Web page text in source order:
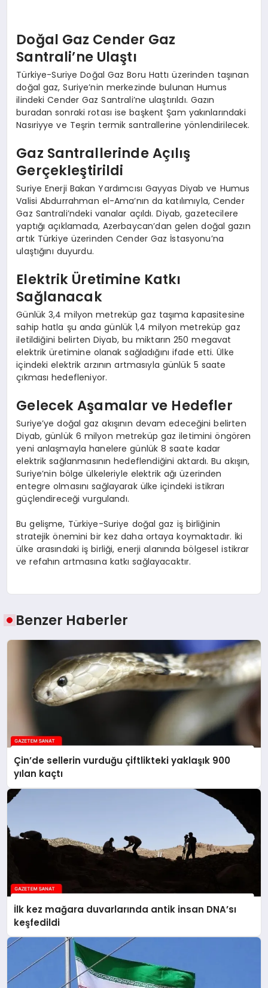
Doğal Gaz Cender Gaz
Santrali’ne Ulaştı
Türkiye-Suriye Doğal Gaz Boru Hattı üzerinden taşınan
doğal gaz, Suriye’nin merkezinde bulunan Humus
ilindeki Cender Gaz Santrali’ne ulaştırıldı. Gazın
buradan sonraki rotası ise başkent Şam yakınlarındaki
Nasıriyye ve Teşrin termik santrallerine yönlendirilecek.
Gaz Santrallerinde Açılış
Gerçekleştirildi
Suriye Enerji Bakan Yardımcısı Gayyas Diyab ve Humus
Valisi Abdurrahman el-Ama’nın da katılımıyla, Cender
Gaz Santrali’ndeki vanalar açıldı. Diyab, gazetecilere
yaptığı açıklamada, Azerbaycan’dan gelen doğal gazın
artık Türkiye üzerinden Cender Gaz İstasyonu’na
ulaştığını duyurdu.
Elektrik Üretimine Katkı
Sağlanacak
Günlük 3,4 milyon metreküp gaz taşıma kapasitesine
sahip hatla şu anda günlük 1,4 milyon metreküp gaz
iletildiğini belirten Diyab, bu miktarın 250 megavat
elektrik üretimine olanak sağladığını ifade etti. Ülke
içindeki elektrik arzının artmasıyla günlük 5 saate
çıkması hedefleniyor.
Gelecek Aşamalar ve Hedefler
Suriye’ye doğal gaz akışının devam edeceğini belirten
Diyab, günlük 6 milyon metreküp gaz iletimini öngören
yeni anlaşmayla hanelere günlük 8 saate kadar
elektrik sağlanmasının hedeflendiğini aktardı. Bu akışın,
Suriye’nin bölge ülkeleriyle elektrik ağı üzerinden
entegre olmasını sağlayarak ülke içindeki istikrarı
güçlendireceği vurgulandı.
Bu gelişme, Türkiye-Suriye doğal gaz iş birliğinin
stratejik önemini bir kez daha ortaya koymaktadır. İki
ülke arasındaki iş birliği, enerji alanında bölgesel istikrar
ve refahın artmasına katkı sağlayacaktır.
Benzer Haberler
Çin’de sellerin vurduğu çiftlikteki yaklaşık 900
yılan kaçtı
İlk kez mağara duvarlarında antik insan DNA’sı
keşfedildi